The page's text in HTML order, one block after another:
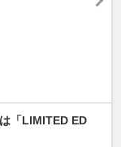
「LIMITED ED